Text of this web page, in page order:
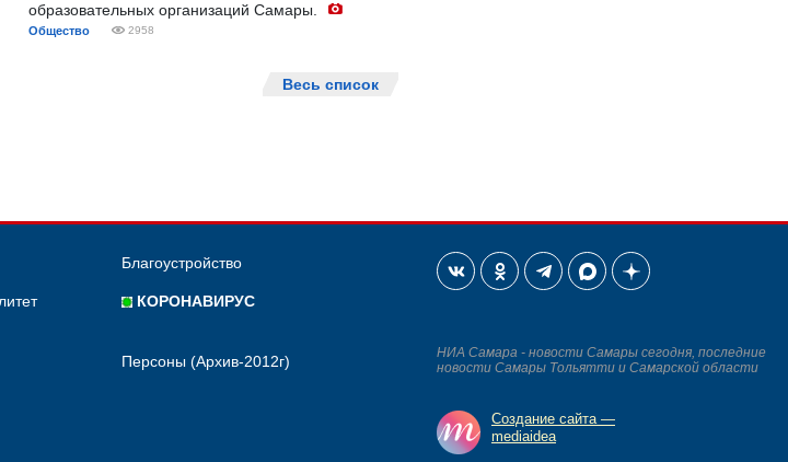
образовательных организаций Самары.
Общество 2958
Весь список
Благоустройство
КОРОНАВИРУС
Персоны (Архив-2012г)
НИА Самара - новости Самары сегодня, последние
новости Самары Тольятти и Самарской области
Создание сайта —
mediaidea